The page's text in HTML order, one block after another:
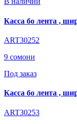
Касса бо лента ,
ART30252
9 сомони
Под заказ
Касса бо лента ,
ART30253